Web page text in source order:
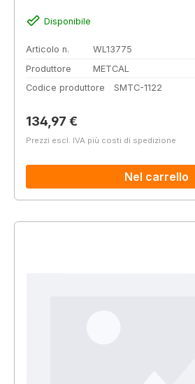
Disponibile
Articolo n.
WL13775
Produttore
METCAL
Codice produttore
SMTC-1122
Prezzo normale:
134,97 €
Prezzi escl. IVA più costi di spedizione
Nel carrello